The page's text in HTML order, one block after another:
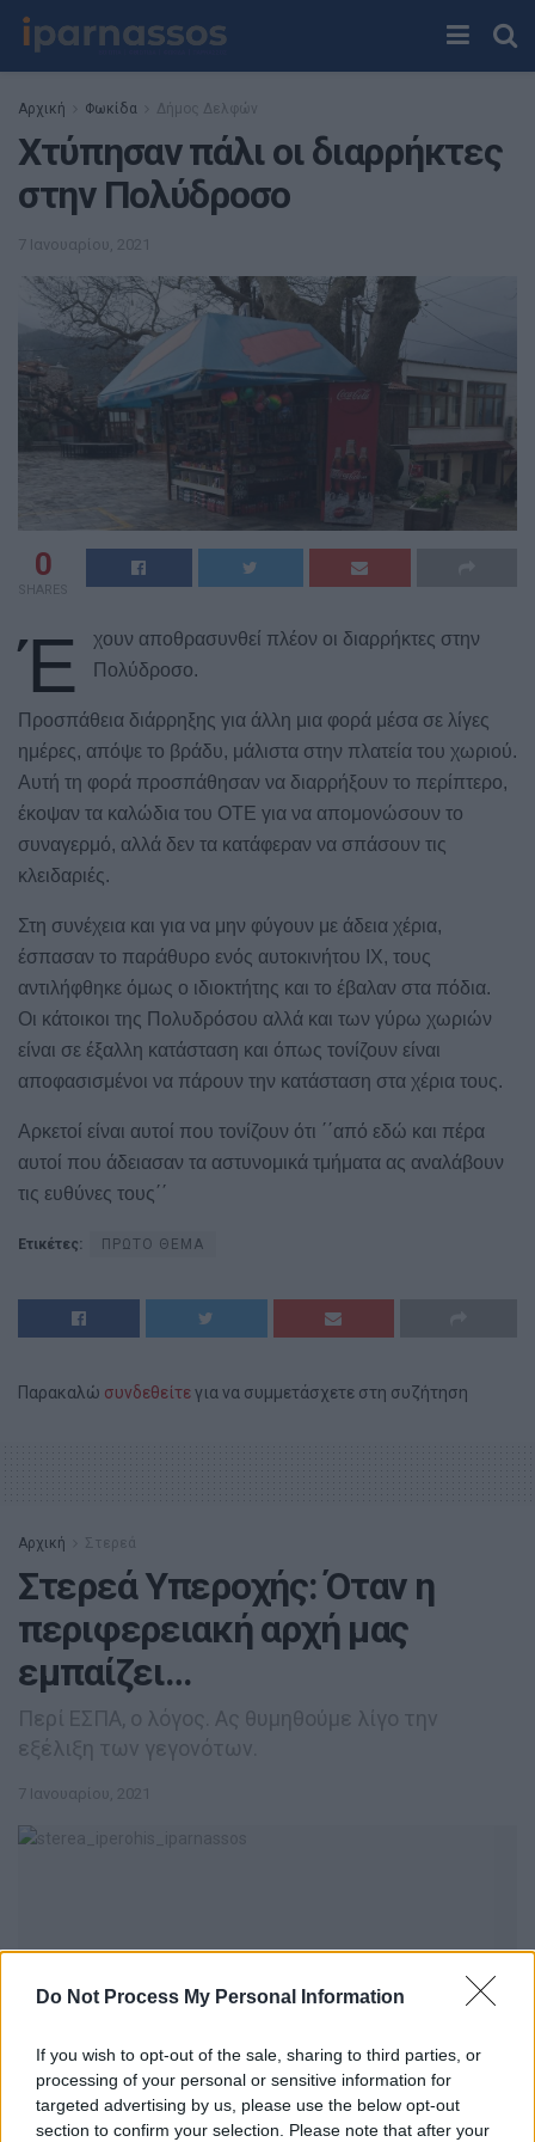
Do Not Process My Personal Information
If you wish to opt-out of the sale, sharing to third parties, or
processing of your personal or sensitive information for
targeted advertising by us, please use the below opt-out
section to confirm your selection. Please note that after your
Αρχική Φωκίδα Δήμος Δελφών
Χτύπησαν πάλι οι διαρρήκτες
στην Πολύδροσο
7 Ιανουαρίου, 2021
0
SHARES
Έ
χουν αποθρασυνθεί πλέον οι διαρρήκτες στην
Πολύδροσο.
Προσπάθεια διάρρηξης για άλλη μια φορά μέσα σε λίγες
ημέρες, απόψε το βράδυ, μάλιστα στην πλατεία του χωριού.
Αυτή τη φορά προσπάθησαν να διαρρήξουν το περίπτερο,
έκοψαν τα καλώδια του ΟΤΕ για να απομονώσουν το
συναγερμό, αλλά δεν τα κατάφεραν να σπάσουν τις
κλειδαριές.
Στη συνέχεια και για να μην φύγουν με άδεια χέρια,
έσπασαν το παράθυρο ενός αυτοκινήτου ΙΧ, τους
αντιλήφθηκε όμως ο ιδιοκτήτης και το έβαλαν στα πόδια.
Οι κάτοικοι της Πολυδρόσου αλλά και των γύρω χωριών
είναι σε έξαλλη κατάσταση και όπως τονίζουν είναι
αποφασισμένοι να πάρουν την κατάσταση στα χέρια τους.
Αρκετοί είναι αυτοί που τονίζουν ότι ΄΄από εδώ και πέρα
αυτοί που άδειασαν τα αστυνομικά τμήματα ας αναλάβουν
τις ευθύνες τους΄΄
Ετικέτες: ΠΡΩΤΟ ΘΕΜΑ
Παρακαλώ συνδεθείτεγια να συμμετάσχετε στη συζήτηση
Αρχική Στερεά
Στερεά Υπεροχής: Όταν η
περιφερειακή αρχή μας
εμπαίζει…
Περί ΕΣΠΑ, ο λόγος. Ας θυμηθούμε λίγο την
εξέλιξη των γεγονότων.
7 Ιανουαρίου, 2021
0
Δ
ελτίο τύπου με αφορμή το αίτημα για
χρηματοδότηση της Περιφέρειας Στερεάς Ελλάδας
έδωσε στη δημοσιότητα η παράταξη «Στερεά